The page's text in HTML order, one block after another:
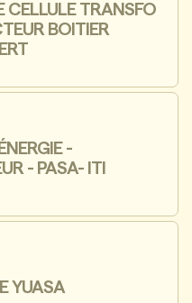
CELLULE TRANSFO
BOITIER
-
- PASA- ITI
YUASA